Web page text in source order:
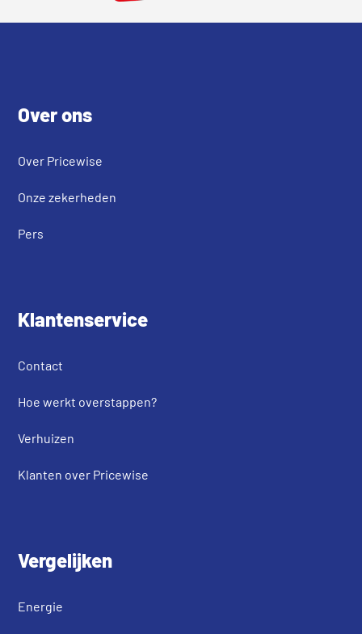
Over ons
Over Pricewise
Onze zekerheden
Pers
Klantenservice
Contact
Hoe werkt overstappen?
Verhuizen
Klanten over Pricewise
Vergelijken
Energie